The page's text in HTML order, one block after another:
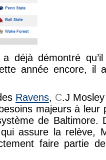
déjà démontré
année encore, il
Ravens, C.J
majeurs à leur
de Baltimore.
assure la relève,
faire partie